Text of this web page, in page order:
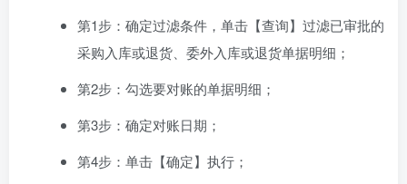
第1步：确定过滤条件，单击【查询】过滤已审批的
采购入库或退货、委外入库或退货单据明细；
第2步：勾选要对账的单据明细；
第3步：确定对账日期；
第4步：单击【确定】执行；